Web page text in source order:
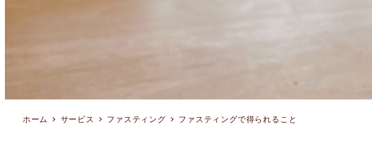
ホーム サービス ファスティング ファスティングで得られること